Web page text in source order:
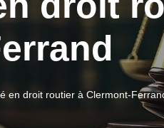
en droit routier à Clermont-